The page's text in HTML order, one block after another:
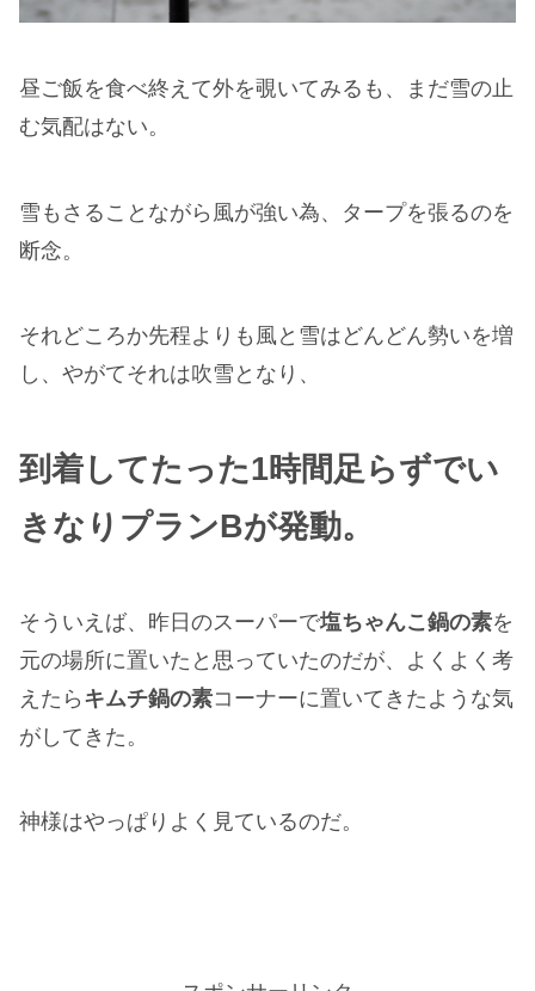
昼ご飯を食べ終えて外を覗いてみるも、まだ雪の止
む気配はない。
雪もさることながら風が強い為、タープを張るのを
断念。
それどころか先程よりも風と雪はどんどん勢いを増
し、やがてそれは吹雪となり、
到着してたった1時間足らずでい
きなりプランBが発動。
そういえば、昨日のスーパーで塩ちゃんこ鍋の素を
元の場所に置いたと思っていたのだが、よくよく考
えたら キムチ鍋の素コーナーに置いてきたような気
がしてきた。
神様はやっぱりよく見ているのだ。